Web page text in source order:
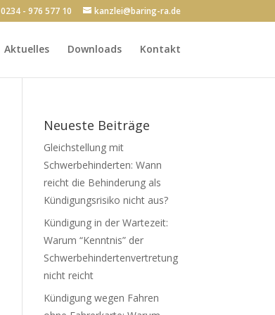
0234 - 976 577 10 kanzlei@baring-ra.de
Aktuelles Downloads Kontakt
Neueste Beiträge
Gleichstellung mit
Schwerbehinderten: Wann
reicht die Behinderung als
Kündigungsrisiko nicht aus?
Kündigung in der Wartezeit:
Warum “Kenntnis” der
Schwerbehindertenvertretung
nicht reicht
Kündigung wegen Fahren